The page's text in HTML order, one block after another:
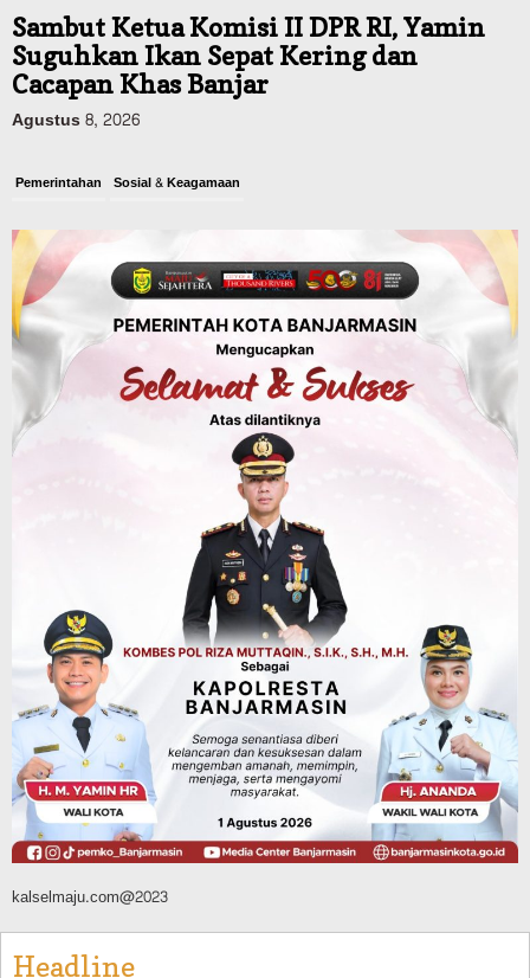
Sambut Ketua Komisi II DPR RI, Yamin
Suguhkan Ikan Sepat Kering dan
Cacapan Khas Banjar
Agustus 8, 2026
Pemerintahan Sosial & Keagamaan
Digital, Target 30 Persen IKD Masih
Jauh, Komisi II DPR Turun Tangan
Agustus 7, 2026
Dinas PUPR Kalsel Headline Pembangunan
Jalan Veteran Km 5,5 Sungai Lulut
Dibuka Pasca Retak dan Amblas,
Angkutan Bertonase 6 Ton Lebih Tak
Diperbolehkan Melintas
Headline
Panaskan Kembali Arena Panjat Tebing,
FPTI Banjarmasin Siapkan Sirkuit se-
Kalsel
Agustus 8, 2026
kalselmaju.com@2023
Headline